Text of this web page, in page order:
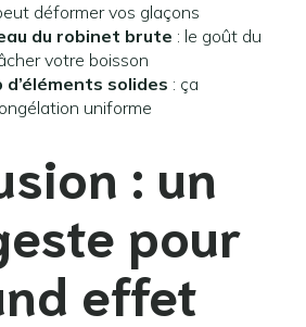
déformer vos glaçons
du robinet brute : le goût du
votre boisson
solides : ça
uniforme
: un
pour
effet